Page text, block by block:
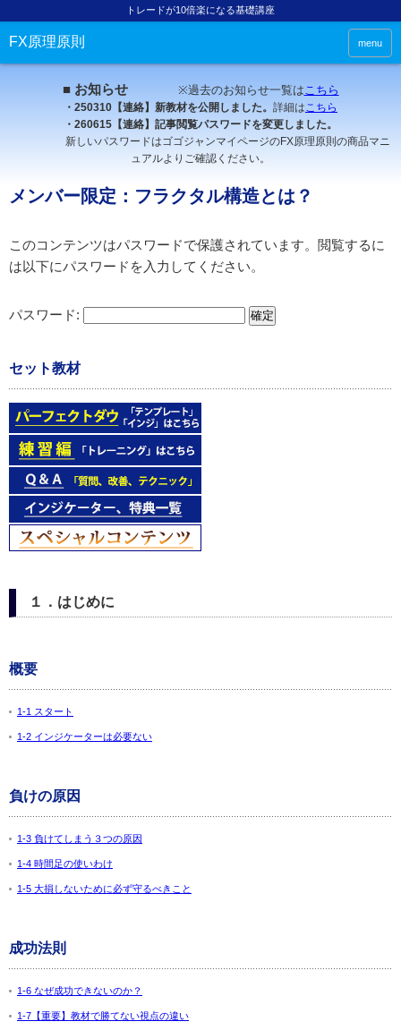
トレードが10倍楽になる基礎講座
FX原理原則 menu
■ お知らせ ※過去のお知らせ一覧はこちら
・250310【連絡】新教材を公開しました。 詳細はこちら
・260615【連絡】記事閲覧パスワードを変更しました。
新しいパスワードはゴゴジャンマイページのFX原理原則の商品マニ
ュアルよりご確認ください。
メンバー限定：フラクタル構造とは？
このコンテンツはパスワードで保護されています。閲覧するに
は以下にパスワードを入力してください。
パスワード:
セット教材
１．はじめに
概要
1-1 スタート
1-2 インジケーターは必要ない
負けの原因
1-3 負けてしまう３つの原因
1-4 時間足の使いわけ
1-5 大損しないために必ず守るべきこと
成功法則
1-6 なぜ成功できないのか？
1-7【重要】教材で勝てない視点の違い